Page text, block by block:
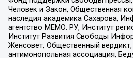
Человек и Закон, Общественная
наследия академика Сахарова,
агентство МЕМО. РУ, Институт
Институт Развития Свободы
Женсовет, Общественный вердикт,
антимонопольная ассоциация,